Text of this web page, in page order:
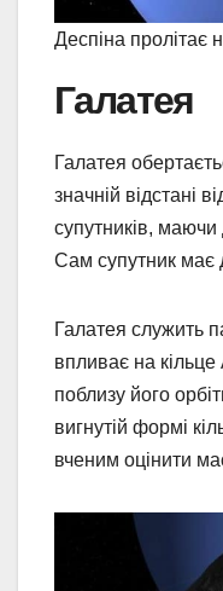
Деспіна пролітає
Галатея
Галатея
значній відстані
супутників, маючи
Сам супутник має
Галатея служить
впливає на
поблизу його
вигнутій формі
вченим оцінити